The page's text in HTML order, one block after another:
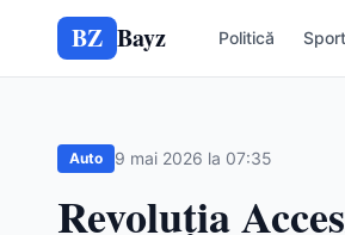
BZ Bayz Politică Sport
Auto 9 mai 2026 la 07:35
Revoluția